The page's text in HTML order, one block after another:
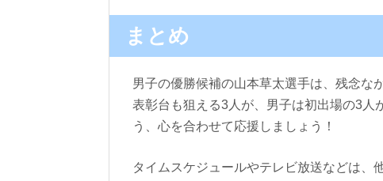
まとめ
男子の優勝候補の山本草太選手は、残念な
表彰台も狙える3人が、男子は初出場の3人
う、心を合わせて応援しましょう！
タイムスケジュールやテレビ放送などは、